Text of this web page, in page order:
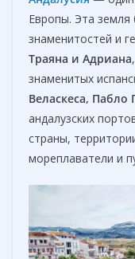
Европы. Эта
знаменитостей и
Траяна и Адриана
знаменитых
Веласкеса, Пабло
андалузских
страны,
мореплаватели и